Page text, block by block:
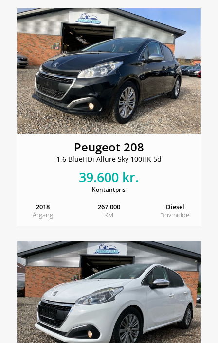
Peugeot 208
1,6 BlueHDi Allure Sky 100HK 5d
39.600 kr.
Kontantpris
2018
Årgang
267.000
KM
Diesel
Drivmiddel